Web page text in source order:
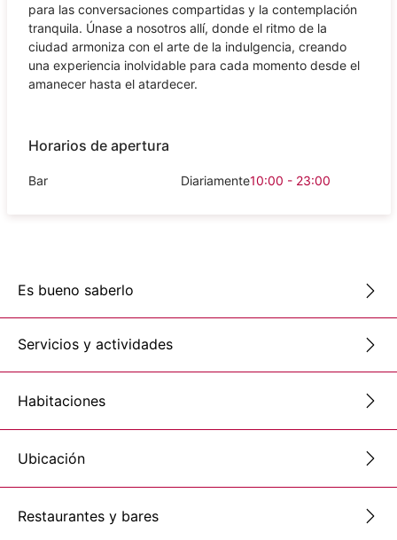
para las conversaciones compartidas y la contemplación
tranquila. Únase a nosotros allí, donde el ritmo de la
ciudad armoniza con el arte de la indulgencia, creando
una experiencia inolvidable para cada momento desde el
amanecer hasta el atardecer.
Horarios de apertura
Bar Diariamente10:00 - 23:00
Es bueno saberlo
Servicios y actividades
Habitaciones
Ubicación
Restaurantes y bares